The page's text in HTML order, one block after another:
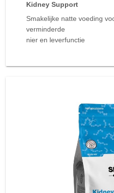
Kidney Support
Smakelijke natte voeding
verminderde
nier en leverfunctie